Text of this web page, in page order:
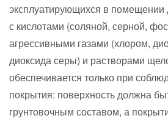
эксплуатирующихся в помещении
с кислотами (соляной, серной,
агрессивными газами (хлором,
диоксида серы) и растворами
обеспечивается только при
покрытия: поверхность должна
грунтовочным составом, а